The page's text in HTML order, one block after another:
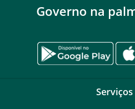
Governo na
Serviços